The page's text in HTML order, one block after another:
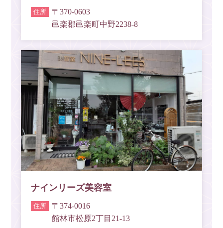
〒370-0603
邑楽郡邑楽町中野2238-8
ナインリーズ美容室
〒374-0016
館林市松原2丁目21-13